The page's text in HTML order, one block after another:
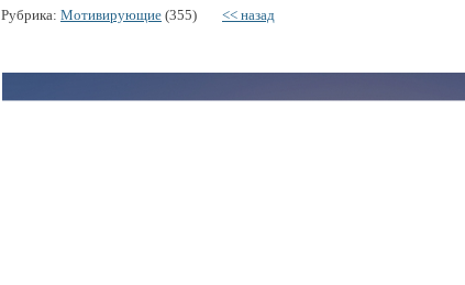
Рубрика: Мотивирующие (355) << назад